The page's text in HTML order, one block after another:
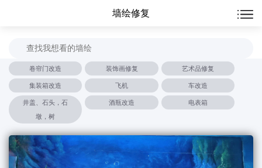
墙绘修复
卷帘门改造 装饰画修复 艺术品修复
集装箱改造 飞机 车改造
井盖、石头，石
墩，树
酒瓶改造 电表箱